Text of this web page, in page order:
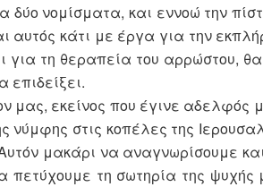
δύο νομίσματα, και εννοώ την
κάτι με έργα για την
για τη θεραπεία του αρρώστου,
μας, εκείνος που έγινε αδελφός
στις κοπέλες της
μακάρι να αναγνωρίσουμε
τη σωτηρία της